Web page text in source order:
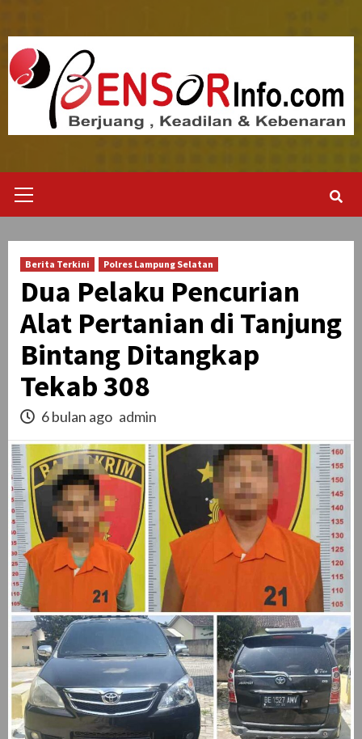
content
Menu
Berita Terkini Polres Lampung Selatan
Dua Pelaku Pencurian
Alat Pertanian di Tanjung
Bintang Ditangkap
Tekab 308
6 bulan ago admin